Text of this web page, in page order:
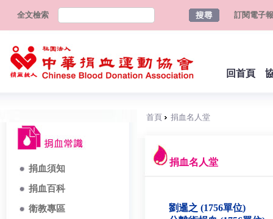
全文檢索 訂閱電子報
回首頁
捐血須知
捐血百科
衛教專區
首頁 捐血名人堂
捐血名人堂
劉暹之 (1756單位)